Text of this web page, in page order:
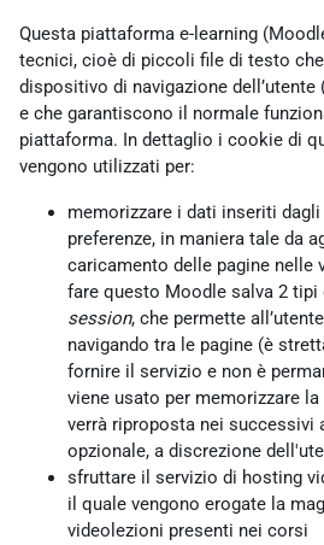
Questa piattaforma e-learning
tecnici, cioè di piccoli file di testo
dispositivo di navigazione dell’utente
e che garantiscono il normale
piattaforma. In dettaglio i cookie di
vengono utilizzati per:
memorizzare i dati inseriti
preferenze, in maniera tale da
caricamento delle pagine nelle
fare questo Moodle salva 2 tipi
session, che permette
navigando tra le pagine (è
fornire il servizio e non è
viene usato per memorizzare
verrà riproposta nei
opzionale, a discrezione
sfruttare il servizio di hosting
il quale vengono erogate la
videolezioni presenti nei corsi